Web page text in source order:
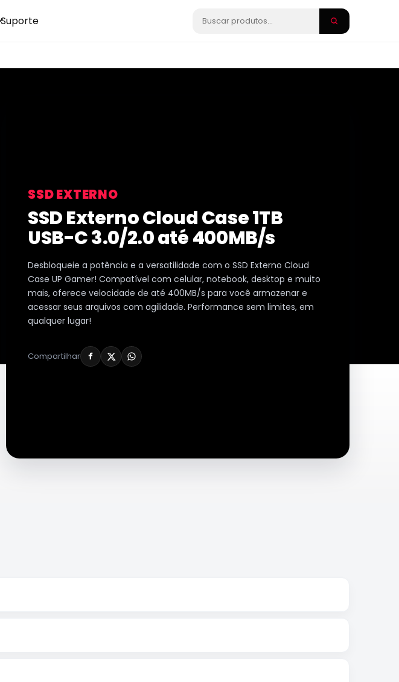
Suporte
SSD EXTERNO
SSD Externo Cloud Case 1TB
USB-C 3.0/2.0 até 400MB/s
Desbloqueie a potência e a versatilidade com o SSD Externo Cloud
Case UP Gamer! Compatível com celular, notebook, desktop e muito
mais, oferece velocidade de até 400MB/s para você armazenar e
acessar seus arquivos com agilidade. Performance sem limites, em
qualquer lugar!
Compartilhar